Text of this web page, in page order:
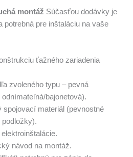
montáž Súčasťou dodávky je
potrebná pre inštaláciu na vaše
ťažného zariadenia
zvoleného typu – pevná
bajonetová).
spojovací materiál (pevnostné
návod na montáž.